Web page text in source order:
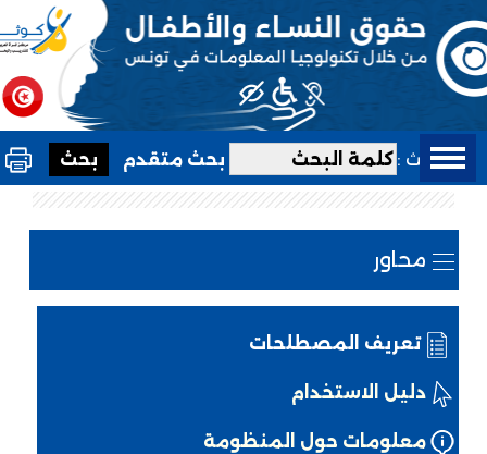
بحث : بحث متقدم
محاور
تعريف المصطلحات
دليل الاستخدام
معلومات حول المنظومة